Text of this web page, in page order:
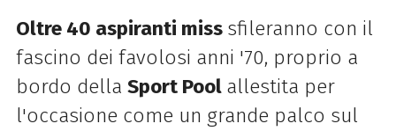
Oltre 40 aspiranti miss sfileranno con il
fascino dei favolosi anni '70, proprio a
bordo della Sport Pool allestita per
l'occasione come un grande palco sul